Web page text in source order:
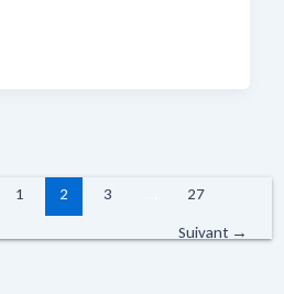
1 2 3
27
Suivant →